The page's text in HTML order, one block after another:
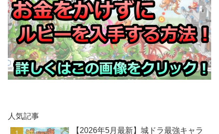
人気記事
【2026年5月最新】城ドラ最強キャラ